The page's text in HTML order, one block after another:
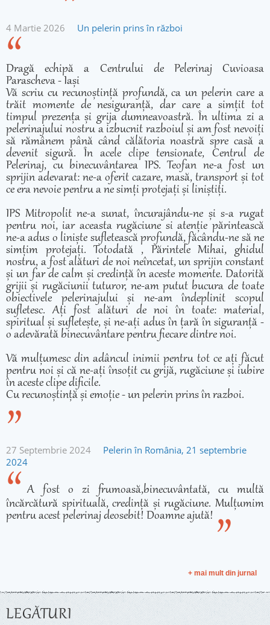
4 Martie 2026 Un pelerin prins în război
Dragă echipă a Centrului de Pelerinaj Cuvioasa
Parascheva - Iași
Vă scriu cu recunoștință profundă, ca un pelerin care a
trăit momente de nesiguranță, dar care a simțit tot
timpul prezența și grija dumneavoastră. În ultima zi a
pelerinajului nostru a izbucnit razboiul și am fost nevoiți
să rămânem până când călătoria noastră spre casă a
devenit sigură. În acele clipe tensionate, Centrul de
Pelerinaj, cu binecuvântarea IPS. Teofan ne-a fost un
sprijin adevarat: ne-a oferit cazare, masă, transport și tot
ce era nevoie pentru a ne simți protejați și liniștiți.
IPS Mitropolit ne-a sunat, încurajându-ne și s-a rugat
pentru noi, iar aceasta rugăciune si atenție părintească
ne-a adus o liniște sufletească profundă, făcându-ne să ne
simțim protejați. Totodată , Părintele Mihai, ghidul
nostru, a fost alături de noi neîncetat, un sprijin constant
și un far de calm și credință în aceste momente. Datorită
grijii și rugăciunii tuturor, ne-am putut bucura de toate
obiectivele pelerinajului și ne-am îndeplinit scopul
sufletesc. Ați fost alături de noi în toate: material,
spiritual și sufletește, și ne-ați adus în țară în siguranță -
o adevărată binecuvântare pentru fiecare dintre noi.
Vă mulțumesc din adâncul inimii pentru tot ce ați făcut
pentru noi și că ne-ați însoțit cu grijă, rugăciune și iubire
în aceste clipe dificile.
Cu recunoștință și emoție - un pelerin prins în razboi.
27 Septembrie 2024
Pelerin în România, 21 septembrie
2024
A fost o zi frumoasă,binecuvântată, cu multă
încărcătură spirituală, credință și rugăciune. Mulțumim
pentru acest pelerinaj deosebit! Doamne ajută!
+ mai mult din jurnal
LEGĂTURI